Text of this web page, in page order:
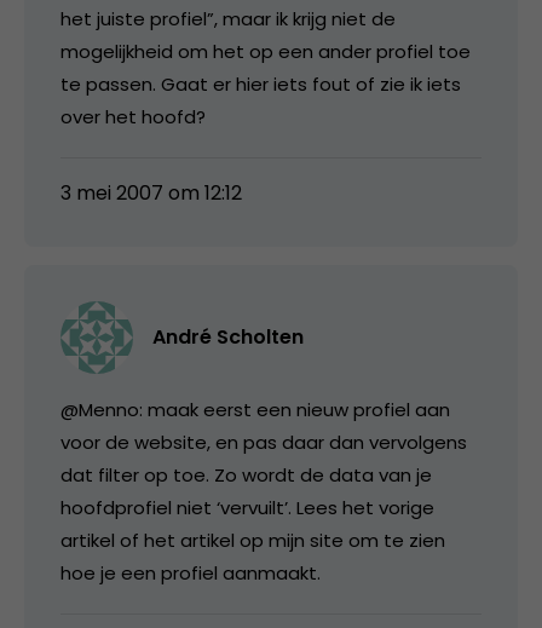
het juiste profiel”, maar ik krijg niet de
mogelijkheid om het op een ander profiel toe
te passen. Gaat er hier iets fout of zie ik iets
over het hoofd?
3 mei 2007 om 12:12
André Scholten
@Menno: maak eerst een nieuw profiel aan
voor de website, en pas daar dan vervolgens
dat filter op toe. Zo wordt de data van je
hoofdprofiel niet ‘vervuilt’. Lees het vorige
artikel of het artikel op mijn site om te zien
hoe je een profiel aanmaakt.